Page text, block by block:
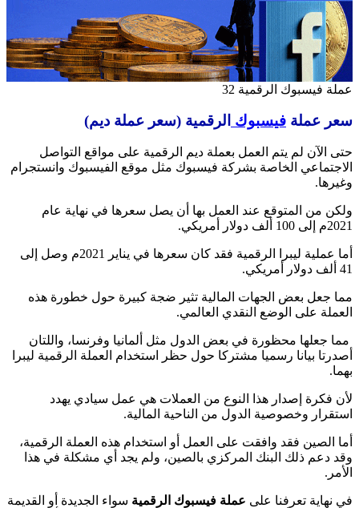
عملة فيسبوك الرقمية 32
سعر عملة فيسبوك الرقمية (سعر عملة ديم)
حتى الآن لم يتم العمل بعملة ديم الرقمية على مواقع التواصل
الاجتماعي الخاصة بشركة فيسبوك مثل موقع الفيسبوك وانستجرام
وغيرها.
ولكن من المتوقع عند العمل بها أن يصل سعرها في نهاية عام
2021م إلى 100 ألف دولار أمريكي.
أما عملية ليبرا الرقمية فقد كان سعرها في يناير 2021م وصل إلى
41 ألف دولار أمريكي.
مما جعل بعض الجهات المالية تثير ضجة كبيرة حول خطورة هذه
العملة على الوضع النقدي العالمي.
مما جعلها محظورة في بعض الدول مثل ألمانيا وفرنسا، واللتان
أصدرتا بيانا رسميا مشتركا حول حظر استخدام العملة الرقمية ليبرا
بهما.
لأن فكرة إصدار هذا النوع من العملات هي عمل سيادي يهدد
استقرار وخصوصية الدول من الناحية المالية.
أما الصين فقد وافقت على العمل أو استخدام هذه العملة الرقمية،
وقد دعم ذلك البنك المركزي بالصين، ولم يجد أي مشكلة في هذا
الأمر.
في نهاية تعرفنا على عملة فيسبوك الرقمية سواء الجديدة أو القديمة